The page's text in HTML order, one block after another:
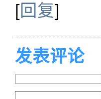
[回复]
发表评论